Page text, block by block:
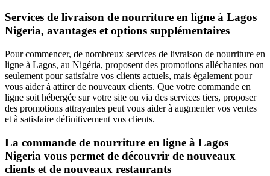
Services de livraison de nourriture en ligne à Lagos
Nigeria, avantages et options supplémentaires
Pour commencer, de nombreux services de livraison de nourriture en
ligne à Lagos, au Nigéria, proposent des promotions alléchantes non
seulement pour satisfaire vos clients actuels, mais également pour
vous aider à attirer de nouveaux clients. Que votre commande en
ligne soit hébergée sur votre site ou via des services tiers, proposer
des promotions attrayantes peut vous aider à augmenter vos ventes
et à satisfaire définitivement vos clients.
La commande de nourriture en ligne à Lagos
Nigeria vous permet de découvrir de nouveaux
clients et de nouveaux restaurants